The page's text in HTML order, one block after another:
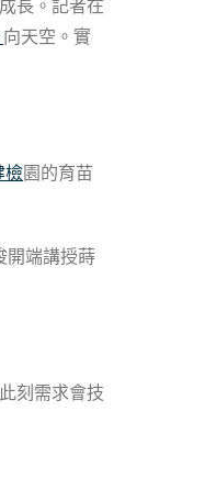
長。記者在
向天空。實
檢園的育苗
開端講授蒔
刻需求會技